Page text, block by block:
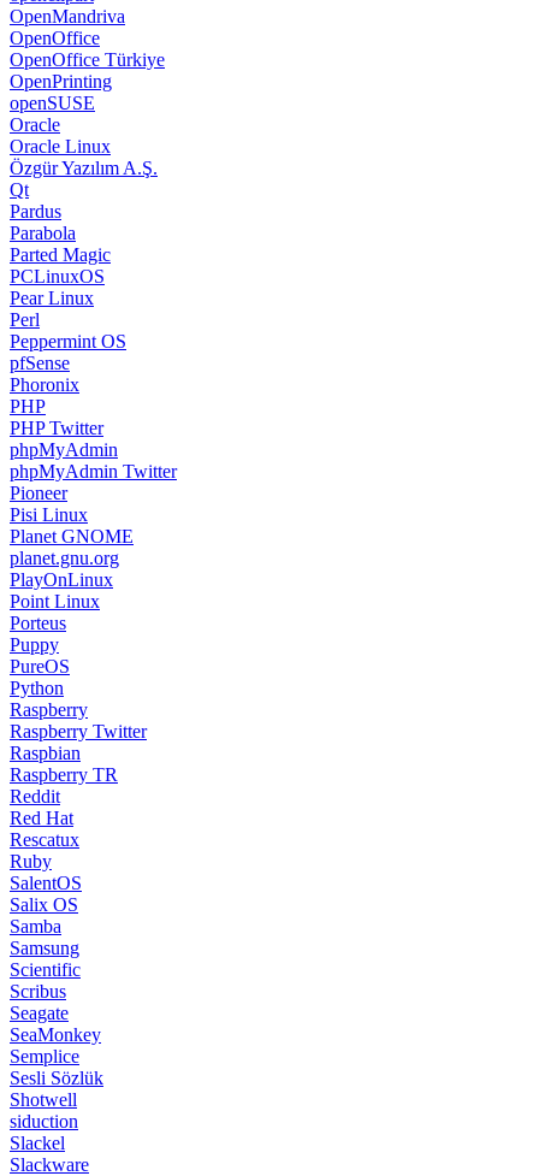
OpenMandriva
OpenOffice
OpenOffice Türkiye
OpenPrinting
openSUSE
Oracle
Oracle Linux
Özgür Yazılım A.Ş.
Qt
Pardus
Parabola
Parted Magic
PCLinuxOS
Pear Linux
Perl
Peppermint OS
pfSense
Phoronix
PHP
PHP Twitter
phpMyAdmin
phpMyAdmin Twitter
Pioneer
Pisi Linux
Planet GNOME
planet.gnu.org
PlayOnLinux
Point Linux
Porteus
Puppy
PureOS
Python
Raspberry
Raspberry Twitter
Raspbian
Raspberry TR
Reddit
Red Hat
Rescatux
Ruby
SalentOS
Salix OS
Samba
Samsung
Scientific
Scribus
Seagate
SeaMonkey
Semplice
Sesli Sözlük
Shotwell
siduction
Slackel
Slackware